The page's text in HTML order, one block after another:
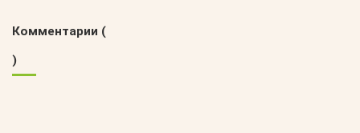
Комментарии (
)